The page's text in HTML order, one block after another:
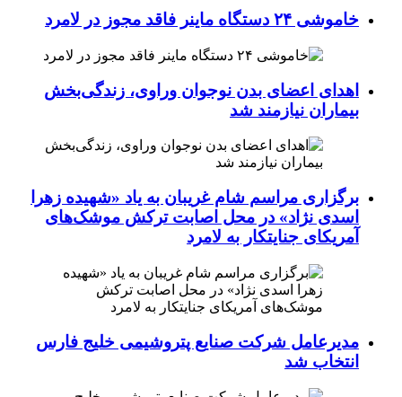
خاموشی ۲۴ دستگاه ماینر فاقد مجوز در لامرد
اهدای اعضای بدن نوجوان وراوی، زندگی‌بخش
بیماران نیازمند شد
برگزاری مراسم شام غریبان به یاد «شهیده زهرا
اسدی نژاد» در محل اصابت ترکش موشک‌های
آمریکای جنایتکار به لامرد
مدیرعامل شرکت صنایع پتروشیمی خلیج فارس
انتخاب شد